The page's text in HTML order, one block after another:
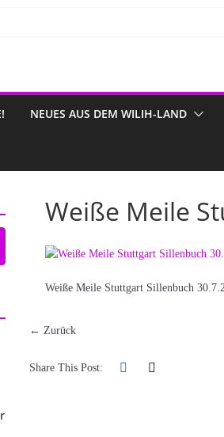
NEUES AUS DEM WILIH-LAND
Weiße Meile
Weiße Meile Stuttgart Sillenbuch
← Zurück
Share This Post: